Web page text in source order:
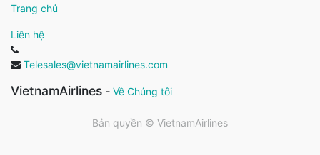
Trang chủ
Liên hệ
Telesales@vietnamairlines.com
VietnamAirlines - Về Chúng tôi
Bản quyền © VietnamAirlines